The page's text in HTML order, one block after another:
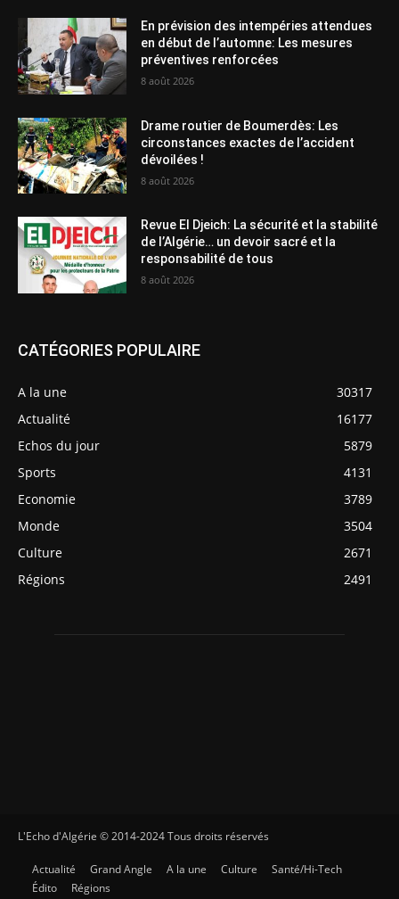
En prévision des intempéries attendues
en début de l’automne: Les mesures
préventives renforcées
8 août 2026
Drame routier de Boumerdès: Les
circonstances exactes de l’accident
dévoilées !
8 août 2026
Revue El Djeich: La sécurité et la stabilité
de l’Algérie… un devoir sacré et la
responsabilité de tous
8 août 2026
CATÉGORIES POPULAIRE
A la une
30317
Actualité
16177
Echos du jour
5879
Sports
4131
Economie
3789
Monde
3504
Culture
2671
Régions
2491
L'Echo d'Algérie © 2014-2024 Tous droits réservés
Actualité Grand Angle A la une Culture
Santé/Hi-Tech
Édito
Régions